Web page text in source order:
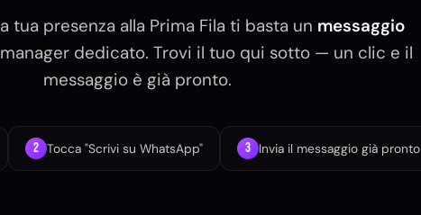
tua presenza alla Prima Fila ti basta un messaggio
dedicato. Trovi il tuo qui sotto — un clic e il
messaggio è già pronto.
2 Tocca "Scrivi su WhatsApp" 3 Invia il messaggio già pronto